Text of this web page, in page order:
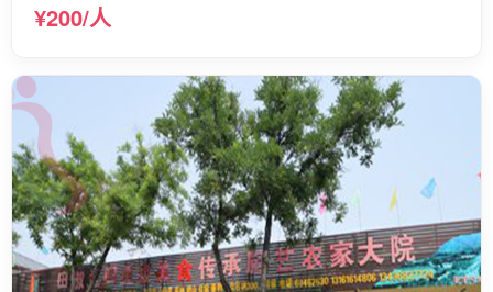
¥200/人